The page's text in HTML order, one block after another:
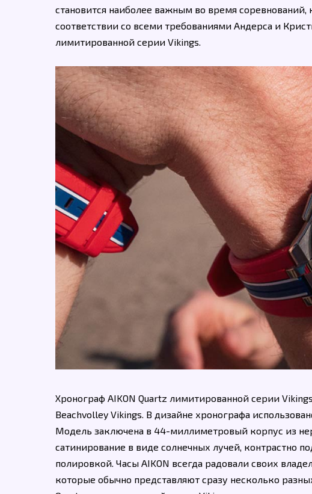
становится наиболее важным во время соревнований,
соответствии со всеми требованиями Андерса и
лимитированной серии Vikings.
Хронограф AIKON Quartz лимитированной серии
Beachvolley Vikings. В дизайне хронографа
Модель заключена в 44-миллиметровый корпус из
сатинирование в виде солнечных лучей, контрастно
полировкой. Часы AIKON всегда радовали своих
которые обычно представляют сразу несколько